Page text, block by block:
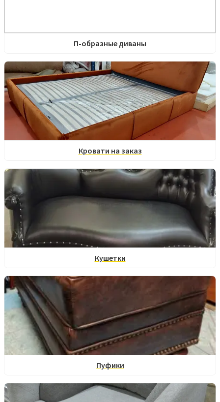
П-образные диваны
Кровати на заказ
Кушетки
Пуфики